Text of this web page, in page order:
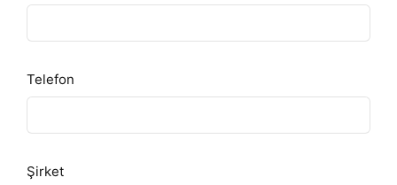
Telefon
Şirket